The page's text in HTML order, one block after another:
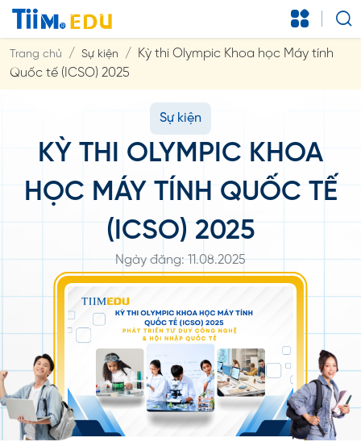
Trang chủ Sự kiện
Kỳ thi Olympic Khoa học Máy tính
Quốc tế (ICSO) 2025
Sự kiện
KỲ THI OLYMPIC KHOA
HỌC MÁY TÍNH QUỐC TẾ
(ICSO) 2025
Ngày đăng: 11.08.2025